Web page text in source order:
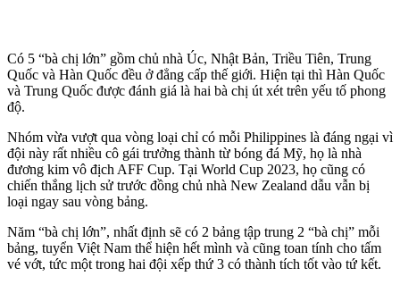
Có 5 “bà chị lớn” gồm chủ nhà Úc, Nhật Bản, Triều Tiên, Trung
Quốc và Hàn Quốc đều ở đẳng cấp thế giới. Hiện tại thì Hàn Quốc
và Trung Quốc được đánh giá là hai bà chị út xét trên yếu tố phong
độ.
Nhóm vừa vượt qua vòng loại chỉ có mỗi Philippines là đáng ngại vì
đội này rất nhiều cô gái trưởng thành từ bóng đá Mỹ, họ là nhà
đương kim vô địch AFF Cup. Tại World Cup 2023, họ cũng có
chiến thắng lịch sử trước đồng chủ nhà New Zealand dẫu vẫn bị
loại ngay sau vòng bảng.
Năm “bà chị lớn”, nhất định sẽ có 2 bảng tập trung 2 “bà chị” mỗi
bảng, tuyển Việt Nam thể hiện hết mình và cũng toan tính cho tấm
vé vớt, tức một trong hai đội xếp thứ 3 có thành tích tốt vào tứ kết.